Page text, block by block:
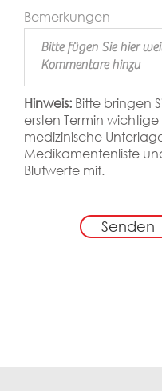
Bemerkungen
Hinweis: Bitte bringen
ersten Termin wichtige
medizinische
Medikamentenliste
Blutwerte mit.
Senden